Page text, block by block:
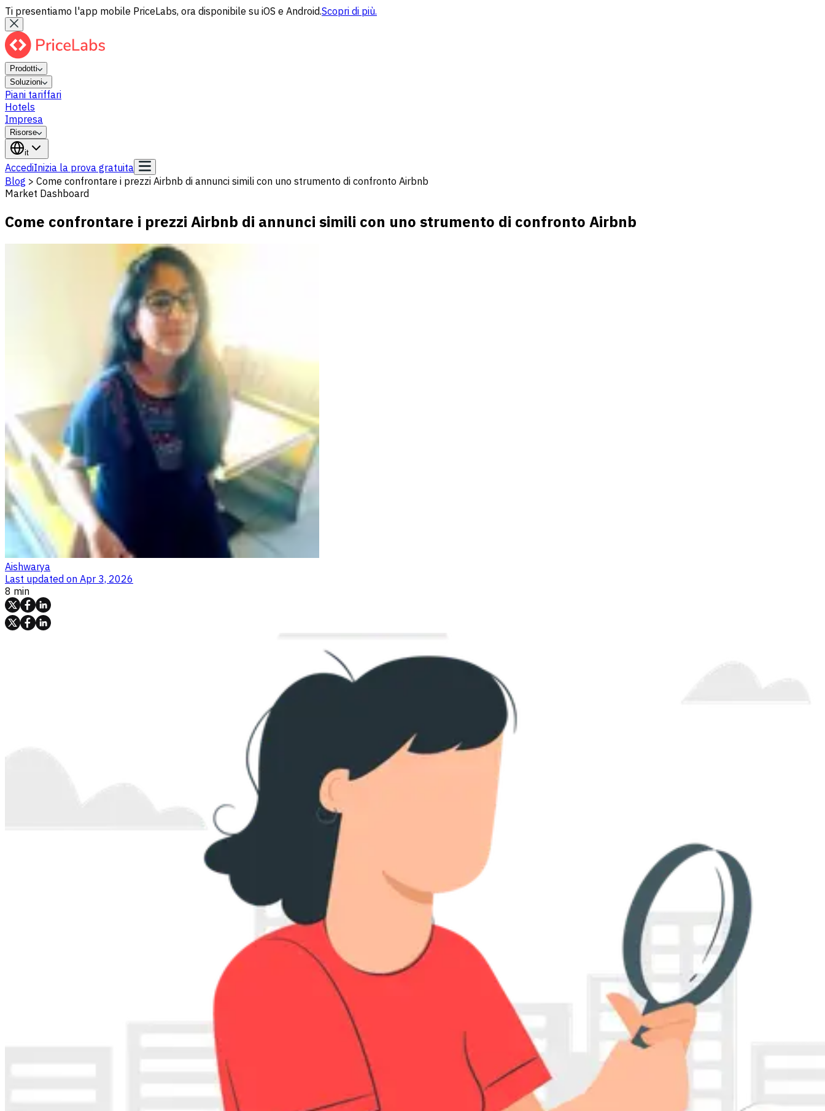
Ti presentiamo l'app mobile PriceLabs, ora disponibile su iOS e Android.Scopri di più.
Prodotti
Soluzioni
Piani tariffari
Hotels
Impresa
Risorse
it
AccediInizia la prova gratuita
Blog > Come confrontare i prezzi Airbnb di annunci simili con uno strumento di confronto Airbnb
Market Dashboard
Come confrontare i prezzi Airbnb di annunci simili con uno strumento di confronto Airbnb
Aishwarya
Last updated on Apr 3, 2026
8 min